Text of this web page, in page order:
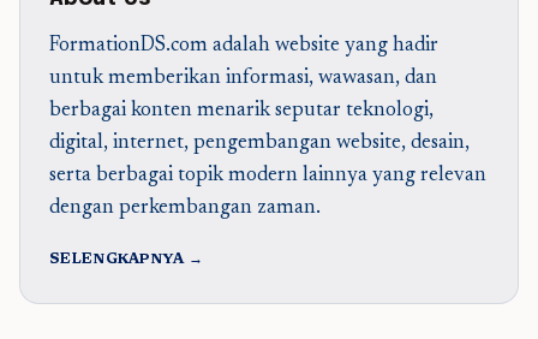
FormationDS.com adalah website yang hadir
untuk memberikan informasi, wawasan, dan
berbagai konten menarik seputar teknologi,
digital, internet, pengembangan website, desain,
serta berbagai topik modern lainnya yang relevan
dengan perkembangan zaman.
SELENGKAPNYA →